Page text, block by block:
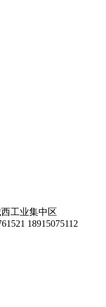
工业集中区
18915075112